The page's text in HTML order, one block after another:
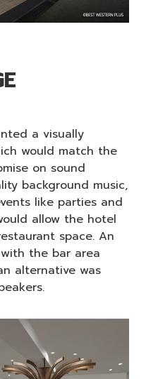
a visually
would match the
on sound
background music,
like parties and
allow the hotel
space. An
the bar area
alternative was